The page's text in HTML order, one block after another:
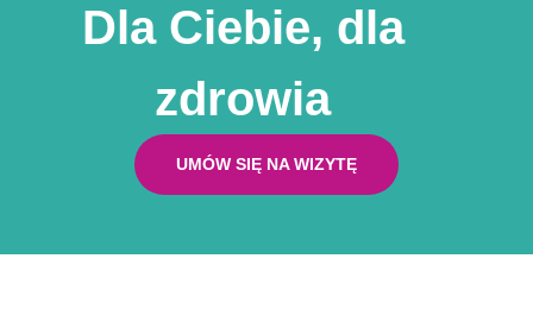
Dla Ciebie, dla
zdrowia
UMÓW SIĘ NA WIZYTĘ